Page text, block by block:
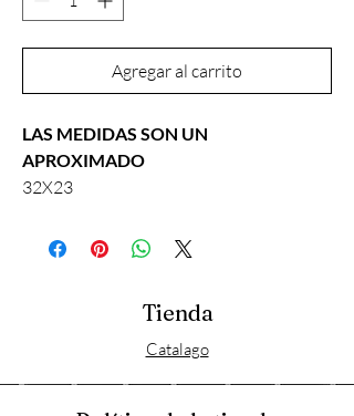
Agregar al carrito
LAS MEDIDAS SON UN
APROXIMADO
32X23
Tienda
Catalago